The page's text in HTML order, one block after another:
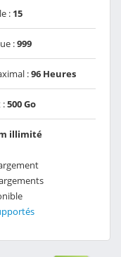
: 15
:999
:96 Heures
:500 Go
illimité